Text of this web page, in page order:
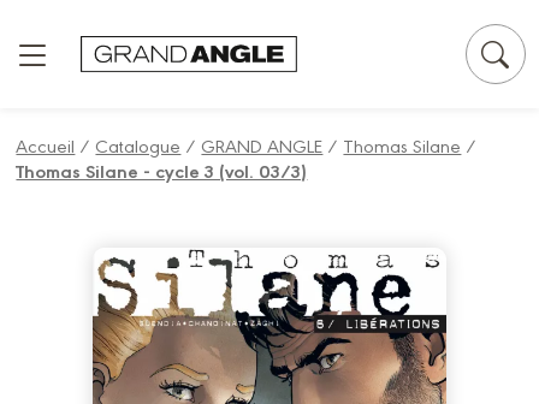
Accueil / Catalogue / GRAND ANGLE / Thomas Silane /
Thomas Silane - cycle 3 (vol. 03/3)